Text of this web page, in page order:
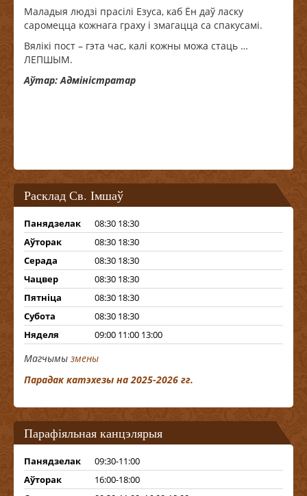
Маладыя людзі прасілі Езуса, каб Ён даў ласку
саромецца кожнага граху і змагацца са спакусамі.
Вялікі пост – гэта час, калі кожны можа стаць …
ЛЕПШЫМ.
Аўтар: Адміністратар
Расклад Св. Імшаў
Панядзелак
08:30 18:30
Аўторак
08:30 18:30
Серада
08:30 18:30
Чацвер
08:30 18:30
Пятніца
08:30 18:30
Субота
08:30 18:30
Няделя
09:00 11:00 13:00
Магчымы змены
Парадак катэхезы на 2025-2026 гг.
Парафіяльная канцэлярыя
Панядзелак
09:30-11:00
Аўторак
16:00-18:00